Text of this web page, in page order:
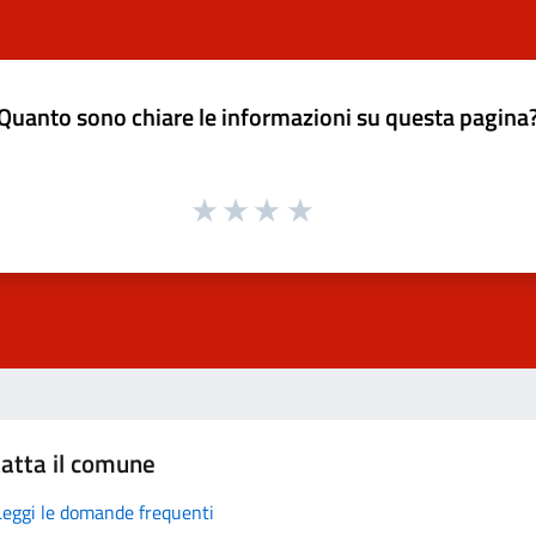
sono chiare le informazioni su questa
il comune
le domande frequenti